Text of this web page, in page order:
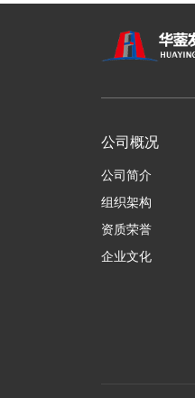
公司概况
公司简介
组织架构
资质荣誉
企业文化